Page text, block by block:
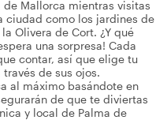
Mallorca mientras visitas
ciudad como los jardines de
Olivera de Cort. ¿Y qué
una sorpresa! Cada
contar, así que elige tu
de sus ojos.
al máximo basándote en
de que te diviertas
y local de Palma de